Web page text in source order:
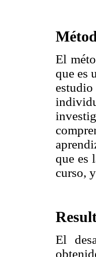
El
que es
estudio
que es
curso,
El